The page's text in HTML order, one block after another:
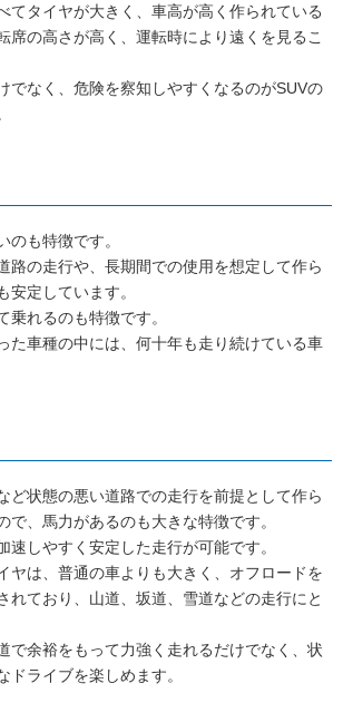
てタイヤが大きく、車高が高く作られている
席の高さが高く、運転時により遠くを見るこ
でなく、危険を察知しやすくなるのがSUVの
のも特徴です。
路の走行や、長期間での使用を想定して作ら
安定しています。
乗れるのも特徴です。
た車種の中には、何十年も走り続けている車
ど状態の悪い道路での走行を前提として作ら
で、馬力があるのも大きな特徴です。
速しやすく安定した走行が可能です。
ヤは、普通の車よりも大きく、オフロードを
れており、山道、坂道、雪道などの走行にと
で余裕をもって力強く走れるだけでなく、状
ドライブを楽しめます。